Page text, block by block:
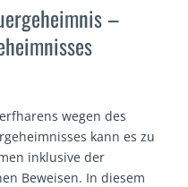
–
wegen des
kann es zu
inklusive der
Beweisen. In diesem